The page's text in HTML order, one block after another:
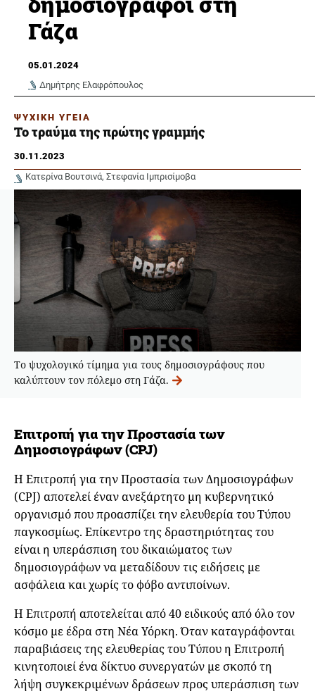
Γάζα
05.01.2024
Δημήτρης Ελαφρόπουλος
ΨΥΧΙΚΗ ΥΓΕΙΑ
Το τραύμα της πρώτης γραμμής
30.11.2023
Κατερίνα Βουτσινά Στεφανία Ιμπρισίμοβα
Το ψυχολογικό τίμημα για τους δημοσιογράφους που
καλύπτουν τον πόλεμο στη Γάζα.
Επιτροπή για την Προστασία των
Δημοσιογράφων (CPJ)
Η Επιτροπή για την Προστασία των Δημοσιογράφων
(CPJ) αποτελεί έναν ανεξάρτητο μη κυβερνητικό
οργανισμό που προασπίζει την ελευθερία του Τύπου
παγκοσμίως. Επίκεντρο της δραστηριότητας του
είναι η υπεράσπιση του δικαιώματος των
δημοσιογράφων να μεταδίδουν τις ειδήσεις με
ασφάλεια και χωρίς το φόβο αντιποίνων.
Η Επιτροπή αποτελείται από 40 ειδικούς από όλο τον
κόσμο με έδρα στη Νέα Υόρκη. Όταν καταγράφονται
παραβιάσεις της ελευθερίας του Τύπου η Επιτροπή
κινητοποιεί ένα δίκτυο συνεργατών με σκοπό τη
λήψη συγκεκριμένων δράσεων προς υπεράσπιση των